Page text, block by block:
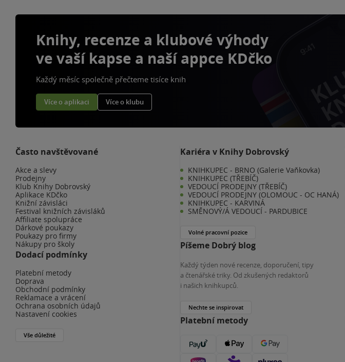
Knihy, recenze a klubové výhody
ve vaší kapse a naší appce KDčko
Každý měsíc společně přečteme tisíce knih
Více o aplikaci Více o klubu
Často navštěvované
Akce a slevy
Prodejny
Klub Knihy Dobrovský
Aplikace KDčko
Knižní závisláci
Festival knižních závisláků
Affiliate spolupráce
Dárkové poukazy
Poukazy pro firmy
Nákupy pro školy
Dodací podmínky
Platební metody
Doprava
Obchodní podmínky
Reklamace a vrácení
Ochrana osobních údajů
Nastavení cookies
Vše důležité
Kariéra v Knihy Dobrovský
KNIHKUPEC - BRNO (Galerie Vaňkovka)
KNIHKUPEC (TŘEBÍČ)
VEDOUCÍ PRODEJNY (TŘEBÍČ)
VEDOUCÍ PRODEJNY (OLOMOUC - OC HANÁ)
KNIHKUPEC - KARVINÁ
SMĚNOVÝ/Á VEDOUCÍ - PARDUBICE
Volné pracovní pozice
Píšeme Dobrý blog
Každý týden nové recenze, doporučení, tipy
a čtenářské triky. Od zkušených redaktorů
i našich knihkupců.
Nechte se inspirovat
Platební metody